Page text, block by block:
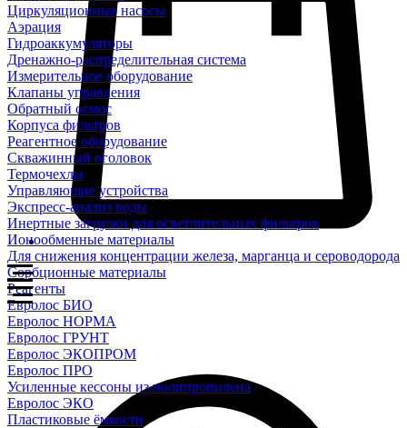
Циркуляционные насосы
Аэрация
Гидроаккумуляторы
Дренажно-распределительная система
Измерительное оборудование
Клапаны управления
Обратный осмос
Корпуса фильтров
Реагентное оборудование
Скважинный оголовок
Термочехлы
Управляющие устройства
Экспресс-анализ воды
Инертные загрузки для осветлительных фильтров
Ионообменные материалы
Для снижения концентрации железа, марганца и сероводорода
Сорбционные материалы
Реагенты
Евролос БИО
Евролос НОРМА
Евролос ГРУНТ
Евролос ЭКОПРОМ
Евролос ПРО
Усиленные кессоны из полипропилена
Евролос ЭКО
Пластиковые ёмкости